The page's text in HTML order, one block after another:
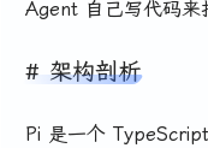
Agent 自己写代码来
架构剖析
Pi 是一个